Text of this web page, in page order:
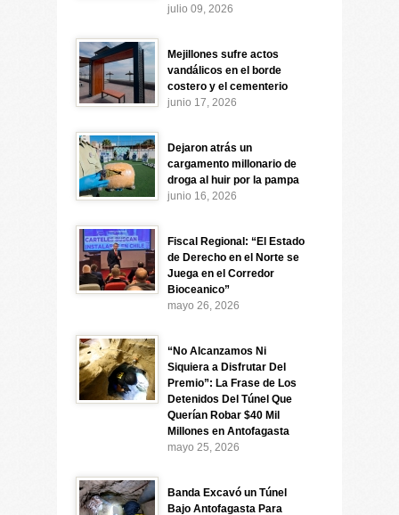
julio 09, 2026
Mejillones sufre actos
vandálicos en el borde
costero y el cementerio
junio 17, 2026
Dejaron atrás un
cargamento millonario de
droga al huir por la pampa
junio 16, 2026
Fiscal Regional: “El Estado
de Derecho en el Norte se
Juega en el Corredor
Bioceanico”
mayo 26, 2026
“No Alcanzamos Ni
Siquiera a Disfrutar Del
Premio”: La Frase de Los
Detenidos Del Túnel Que
Querían Robar $40 Mil
Millones en Antofagasta
mayo 25, 2026
Banda Excavó un Túnel
Bajo Antofagasta Para